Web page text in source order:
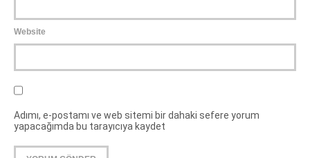
Website
Adımı, e-postamı ve web sitemi bir dahaki sefere yorum
yapacağımda bu tarayıcıya kaydet